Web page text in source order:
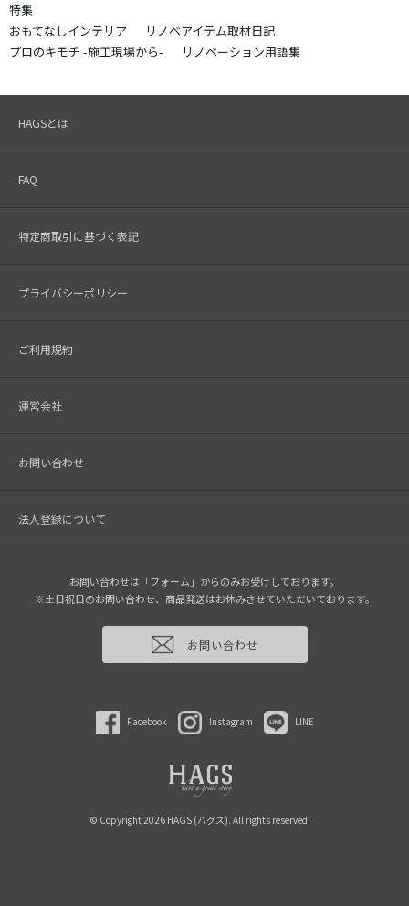
特集
おもてなしインテリア
リノベアイテム取材日記
プロのキモチ -施工現場から-
リノベーション用語集
HAGSとは
FAQ
特定商取引に基づく表記
プライバシーポリシー
ご利用規約
運営会社
お問い合わせ
法人登録について
お問い合わせは「フォーム」からのみお受けしております。
※土日祝日のお問い合わせ、商品発送はお休みさせていただいております。
お問い合わせ
Facebook Instagram LINE
© Copyright 2026 HAGS (ハグス). All rights reserved.